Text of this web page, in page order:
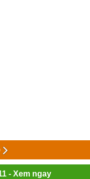
- Xem ngay